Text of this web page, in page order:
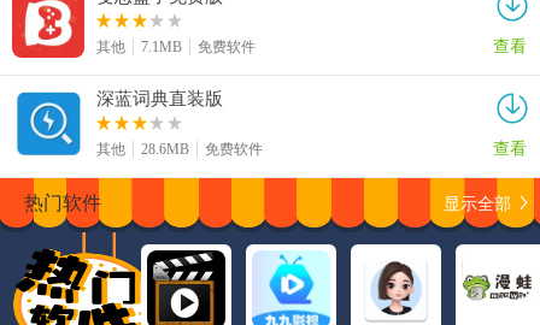
其他 7.1MB 免费软件 查看
深蓝词典直装版
其他 28.6MB 免费软件 查看
热门软件 显示全部